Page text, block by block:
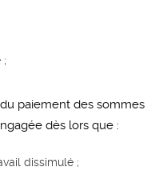
;
paiement des sommes
dès lors que :
dissimulé ;